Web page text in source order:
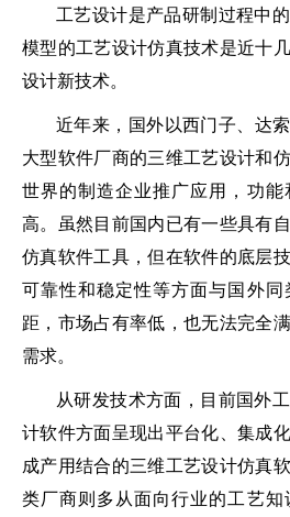
工艺设计是产品研制过程中的
模型的工艺设计仿真技术是近十
设计新技术。
近年来，国外以西门子、达索
大型软件厂商的三维工艺设计和
世界的制造企业推广应用，功
高。虽然目前国内已有一些具有
仿真软件工具，但在软件的底层
可靠性和稳定性等方面与国外
距，市场占有率低，也无法完全
需求。
从研发技术方面，目前国外工
计软件方面呈现出平台化、集成
成产用结合的三维工艺设计仿真
类厂商则多从面向行业的工艺